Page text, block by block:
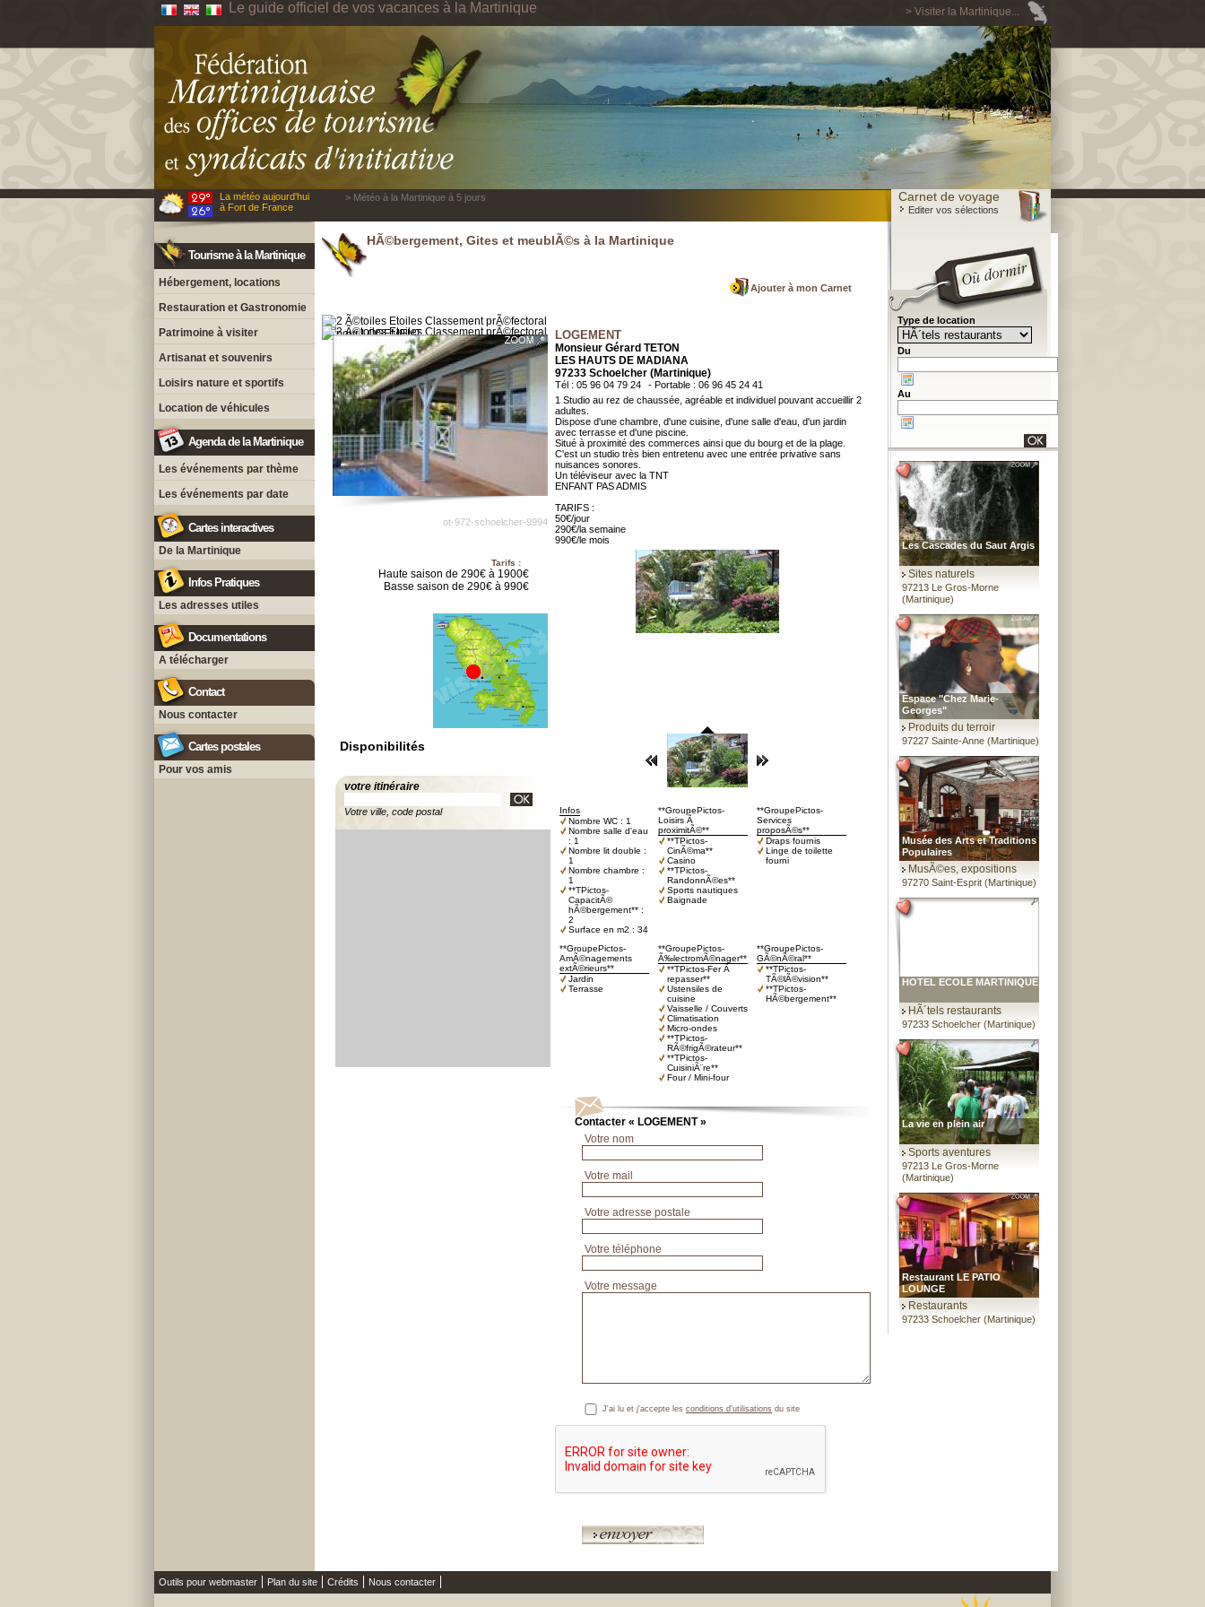
> Visiter la Martinique...
Le guide officiel de vos vacances à la Martinique
La météo aujourd'hui
à Fort de France
> Météo à la Martinique à 5 jours Carnet de voyage
Editer vos sélections
Tourisme à la Martinique
Hébergement, locations
Restauration et Gastronomie
Patrimoine à visiter
Artisanat et souvenirs
Loisirs nature et sportifs
Location de véhicules
Agenda de la Martinique
Les événements par thème
Les événements par date
Cartes interactives
De la Martinique
Infos Pratiques
Les adresses utiles
Documentations
A télécharger
Contact
Nous contacter
Cartes postales
Pour vos amis
HÃ©bergement, Gites et meublÃ©s à la Martinique
Ajouter à mon Carnet
ot-972-schoelcher-9994
Tarifs :
Haute saison de 290€ à 1900€
Basse saison de 290€ à 990€
Disponibilités
votre itinéraire
Votre ville, code postal
LOGEMENT
Monsieur Gérard TETON
LES HAUTS DE MADIANA
97233 Schoelcher (Martinique)
Tél : 05 96 04 79 24
- Portable : 06 96 45 24 41
1 Studio au rez de chaussée, agréable et individuel pouvant accueillir 2
adultes.
Dispose d'une chambre, d'une cuisine, d'une salle d'eau, d'un jardin
avec terrasse et d'une piscine.
Situé à proximité des commerces ainsi que du bourg et de la plage.
C'est un studio très bien entretenu avec une entrée privative sans
nuisances sonores.
Un téléviseur avec la TNT
ENFANT PAS ADMIS
TARIFS :
50€/jour
290€/la semaine
990€/le mois
Infos
Nombre WC : 1
Nombre salle d'eau
: 1
Nombre lit double :
1
Nombre chambre :
1
**TPictos-
CapacitÃ©
hÃ©bergement** :
2
Surface en m2 : 34
**GroupePictos-
Loisirs Ã
proximitÃ©**
**TPictos-
CinÃ©ma**
Casino
**TPictos-
RandonnÃ©es**
Sports nautiques
Baignade
**GroupePictos-
Services
proposÃ©s**
Draps fournis
Linge de toilette
fourni
**GroupePictos-
AmÃ©nagements
extÃ©rieurs**
Jardin
Terrasse
**GroupePictos-
Ã‰lectromÃ©nager**
**TPictos-Fer Ã
repasser**
Ustensiles de
cuisine
Vaisselle / Couverts
Climatisation
Micro-ondes
**TPictos-
RÃ©frigÃ©rateur**
**TPictos-
CuisiniÃ¨re**
Four / Mini-four
**GroupePictos-
GÃ©nÃ©ral**
**TPictos-
TÃ©lÃ©vision**
**TPictos-
HÃ©bergement**
Contacter « LOGEMENT »
Votre nom
Votre mail
Votre adresse postale
Votre téléphone
Votre message
J'ai lu et j'accepte les conditions d'utilisations du site
Type de location
Du
Au
Les Cascades du Saut Argis
Sites naturels
97213 Le Gros-Morne
(Martinique)
Espace "Chez Marie-
Georges"
Produits du terroir
97227 Sainte-Anne (Martinique)
Musée des Arts et Traditions
Populaires
MusÃ©es, expositions
97270 Saint-Esprit (Martinique)
HOTEL ECOLE MARTINIQUE
HÃ´tels restaurants
97233 Schoelcher (Martinique)
La vie en plein air
Sports aventures
97213 Le Gros-Morne
(Martinique)
Restaurant LE PATIO
LOUNGE
Restaurants
97233 Schoelcher (Martinique)
Outils pour webmaster Plan du site Crédits Nous contacter